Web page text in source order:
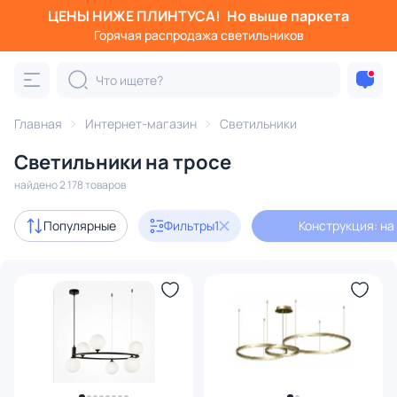
ЦЕНЫ НИЖЕ ПЛИНТУСА! Но выше паркета
Горячая распродажа светильников
Главная Интернет-магазин Светильники
Светильники на тросе
найдено 2 178 товаров
Популярные Фильтры1 Конструкция:
Фильтры
Категория:
Люстры Подвесные светильники
Акции 303
В наличии 1606
Доставка
Бренд